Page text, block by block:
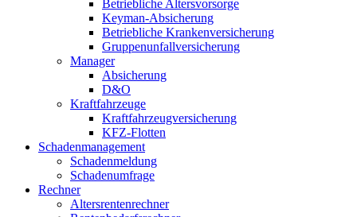
Betriebliche Altersvorsorge
Keyman-Absicherung
Betriebliche Krankenversicherung
Gruppenunfallversicherung
Manager
Absicherung
D&O
Kraftfahrzeuge
Kraftfahrzeugversicherung
KFZ-Flotten
Schadenmanagement
Schadenmeldung
Schadenumfrage
Rechner
Altersrentenrechner